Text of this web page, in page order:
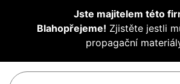
Jste majitelem této
Blahopřejeme! Zjistěte jestli
propagační